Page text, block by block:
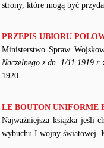
strony, które mogą być
PRZEPIS UBIORU
Ministerstwo Spraw
Naczelnego z dn. 1/11 1919
1920
LE BOUTON UNIFORME
Najważniejsza książka jeśli
wybuchu I wojny światowej.